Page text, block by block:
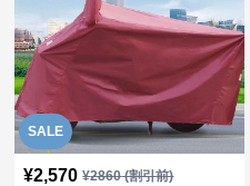
SALE
¥2,570 ¥2860(割引前)